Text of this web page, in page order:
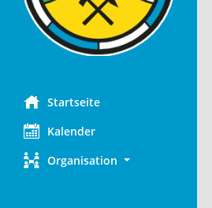
Startseite
Kalender
Organisation